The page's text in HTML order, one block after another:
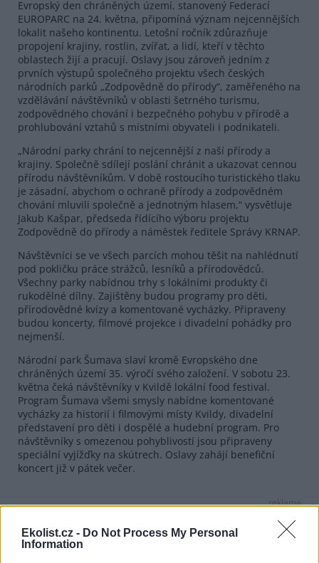
Ekolist.cz - Do Not Process My Personal
Information
Evropský den chráněných území, stanovený Federací
EUROPARC na 24. května, připomíná význam nejcennějších
lokalit našeho kontinentu. Letošní ročník zdůrazňuje
propojení krajiny, rostlin, zvířat, a lidí, kteří v těchto
oblastech žijí a pracují. Oslavy jsou zároveň jedním z
prvních výstupů společného projektu všech českých
národních parků „Zodpovědně do přírody“, zaměřeného na
vzdělávání návštěvníků v oblasti šetrného turismu,
zodpovědného chování i bezpečného pohybu v přírodě a
prohlubování vztahů s místními obyvateli i podnikateli.
„Národní parky chrání to nejcennější z naší přírody a
krajiny. Společně sdílejí poslání chránit a ukazovat cennou
přírodu návštěvníkům. V době rostoucího turistického tlaku
je zásadní, abychom o ochraně přírody a zodpovědném
chování mluvili společně a jednotným hlasem,“ vysvětluje
Jakub Kašpar, předseda řídícího výboru projektu
Zodpovědně do přírody a náměstek ředitele Správy KRNAP.
Návštěvníci se ve všech parcích mohou těšit na nahlédnutí
pod pokličku práce strážců, lesníků a přírodovědců.
Všechny parky nabídnou trhy s lokálními produkty či
rukodělné dílny. Zajištěny budou programy pro děti,
přírodovědné kvízy a komentované vycházky. Připraveny
budou koncerty, filmové projekce i divadelní pohádky pro
nejmenší.
Národní park Šumava slaví kromě Evropského dne
chráněných území 35. výročí svého založení. V sobotu 23.
května čeká návštěvníky v Kvildě lokální food festival.
Program Šumava všemi smysly nabídne komentované
vycházky za historií i filmovými místy Kvildy, divadelní
představení pro děti i dospělé a hudební program. Pro
návštěvníky s omezenou pohyblivostí jsou připraveny
speciální vyjížďky na skútrech. Oslavy zahájí benefiční
koncert již v pátek večer.
reklama
V Národním parku České Švýcarsko se v sobotu 23. května
promění Plšíkova zahrada v Krásné Lípě v interaktivní areál
pro rodiny s dětmi. Zaměstnanci parku představí moderní